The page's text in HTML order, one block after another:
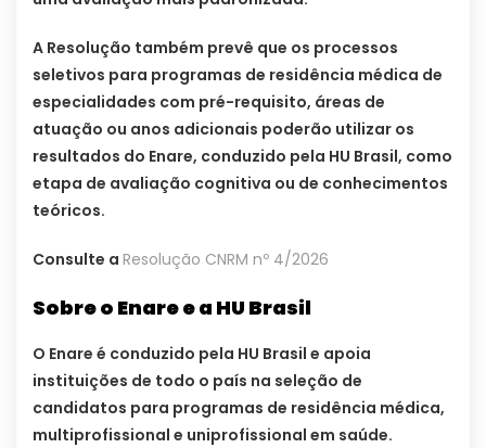
A Resolução também prevê que os processos
seletivos para programas de residência médica de
especialidades com pré-requisito, áreas de
atuação ou anos adicionais poderão utilizar os
resultados do Enare, conduzido pela HU Brasil, como
etapa de avaliação cognitiva ou de conhecimentos
teóricos.
Consulte a Resolução CNRM nº 4/2026
Sobre o Enare e a HU Brasil
O Enare é conduzido pela HU Brasil e apoia
instituições de todo o país na seleção de
candidatos para programas de residência médica,
multiprofissional e uniprofissional em saúde.